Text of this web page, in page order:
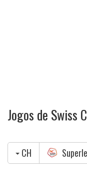
Jogos de Swiss
CH